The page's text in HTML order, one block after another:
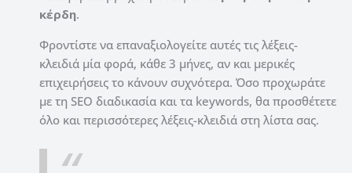
κέρδη.
Φροντίστε να επαναξιολογείτε αυτές τις λέξεις-
κλειδιά μία φορά, κάθε 3 μήνες, αν και μερικές
επιχειρήσεις το κάνουν συχνότερα. Όσο προχωράτε
με τη SEO διαδικασία και τα keywords, θα προσθέτετε
όλο και περισσότερες λέξεις-κλειδιά στη λίστα σας.